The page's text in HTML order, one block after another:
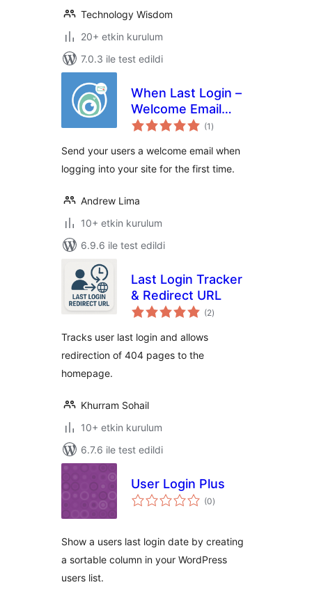
Technology Wisdom
20+ etkin kurulum
7.0.3 ile test edildi
When Last Login –
Welcome Email
Add-on
(1 toplam
puan
)
Send your users a welcome email when
logging into your site for the first time.
Andrew Lima
10+ etkin kurulum
6.9.6 ile test edildi
Last Login Tracker
& Redirect URL
(2toplam
puan
)
Tracks user last login and allows
redirection of 404 pages to the
homepage.
Khurram Sohail
10+ etkin kurulum
6.7.6 ile test edildi
User Login Plus
(0toplam
puan
)
Show a users last login date by creating
a sortable column in your WordPress
users list.